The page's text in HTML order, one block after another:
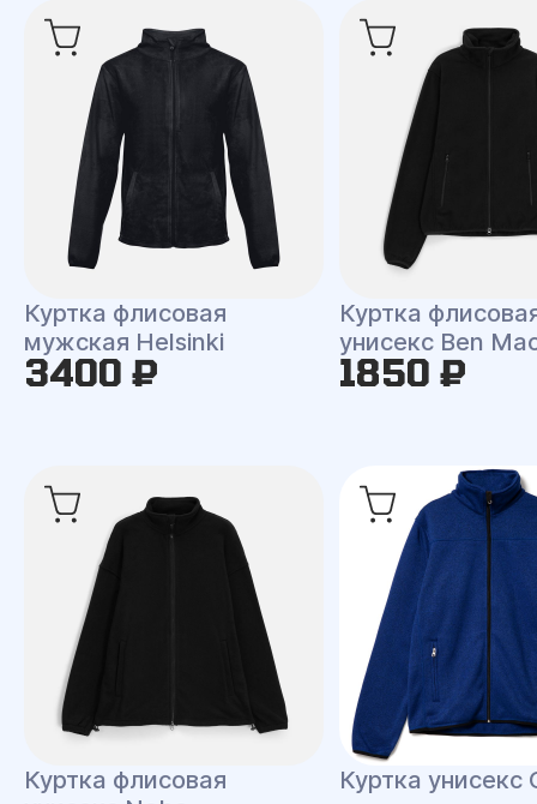
Куртка флисовая
мужская Helsinki
3400 ₽
Куртка
унисекс Ben
1850 ₽
Куртка флисовая
Куртка унисекс